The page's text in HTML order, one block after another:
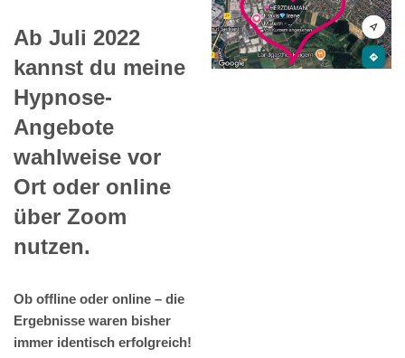
Ab Juli 2022
kannst du meine
Hypnose-
Angebote
wahlweise vor
Ort oder online
über Zoom
nutzen.
Ob offline oder online – die
Ergebnisse waren bisher
immer identisch erfolgreich!